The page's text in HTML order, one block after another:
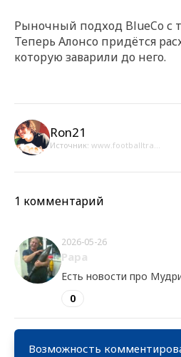
Рыночный подход BlueCo с
Теперь Алонсо придётся
которую заварили до него.
Ron21
Источник: www.footballtra...
1 комментарий
2026-05-26
Papa
Есть новости про
0
Возможность